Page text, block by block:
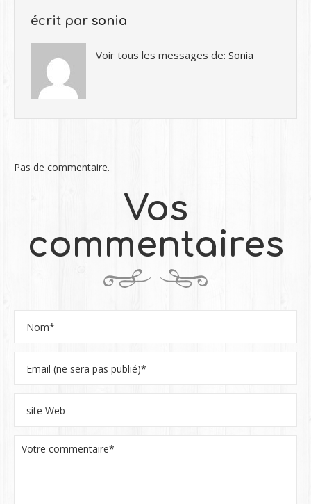
écrit par sonia
Voir tous les messages de: Sonia
Pas de commentaire.
Vos
commentaires